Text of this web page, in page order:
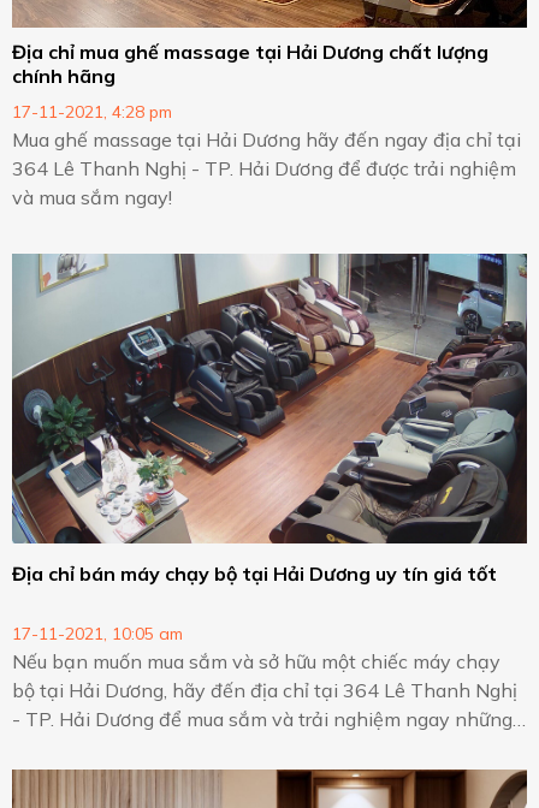
Địa chỉ mua ghế massage tại Hải Dương chất lượng
chính hãng
17-11-2021, 4:28 pm
Mua ghế massage tại Hải Dương hãy đến ngay địa chỉ tại
364 Lê Thanh Nghị - TP. Hải Dương để được trải nghiệm
và mua sắm ngay!
Địa chỉ bán máy chạy bộ tại Hải Dương uy tín giá tốt
17-11-2021, 10:05 am
Nếu bạn muốn mua sắm và sở hữu một chiếc máy chạy
bộ tại Hải Dương, hãy đến địa chỉ tại 364 Lê Thanh Nghị
- TP. Hải Dương để mua sắm và trải nghiệm ngay những